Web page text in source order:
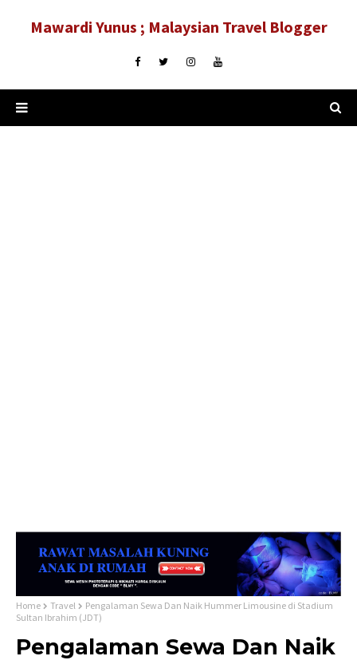
Mawardi Yunus ; Malaysian Travel Blogger
Home Travel
Pengalaman Sewa Dan Naik Hummer Limousine di Stadium
Sultan Ibrahim (JDT)
Pengalaman Sewa Dan Naik